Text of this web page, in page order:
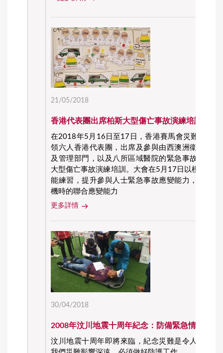
21/05/2018
香港代表團出席柏斯大型傷亡事故演練培訓
在2018年5月16日至17日，香港賽馬會災難防護應
領六人香港代表團，出席及參與由西澳洲衞生局屬
及管理部門，以及八所區域醫院的緊急事故防護管
大型傷亡事故演練培訓。大會在5月17日以模擬恐
能練習，提升參與人士緊急事故應變能力，以及評
機時的聯合應變能力
更多詳情
30/04/2018
2008年汶川地震十周年紀念：防備緊急情況
汶川地震十周年即將來臨，紀念災難是令人傷痛的